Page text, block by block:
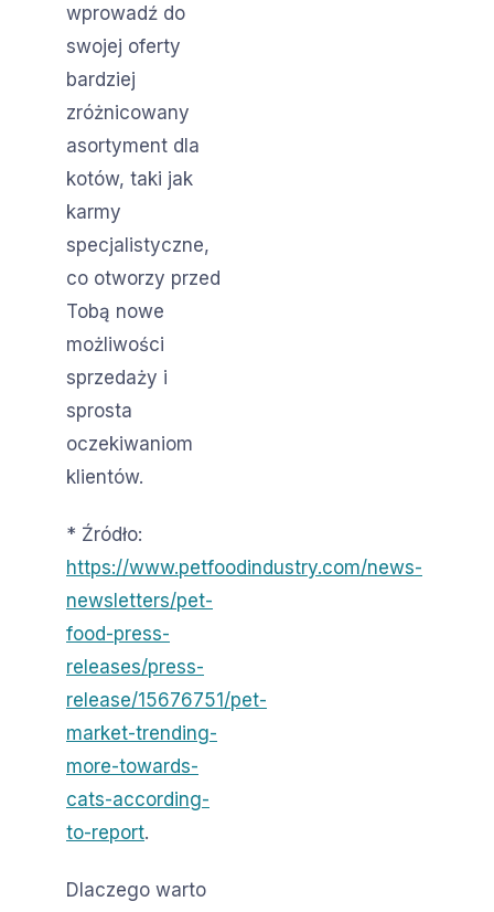
wprowadź do
swojej oferty
bardziej
zróżnicowany
asortyment dla
kotów, taki jak
karmy
specjalistyczne,
co otworzy przed
Tobą nowe
możliwości
sprzedaży i
sprosta
oczekiwaniom
klientów.
* Źródło:
https://www.petfoodindustry.com/news-
newsletters/pet-
food-press-
releases/press-
release/15676751/pet-
market-trending-
more-towards-
cats-according-
to-report.
Dlaczego warto